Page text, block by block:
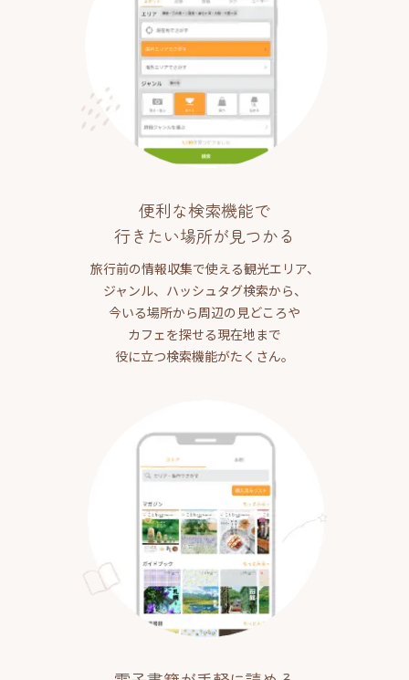
便利な検索機能で
行きたい場所が見つかる
旅行前の情報収集で使える観光エリア、
ジャンル、ハッシュタグ検索から、
今いる場所から周辺の見どころや
カフェを探せる現在地まで
役に立つ検索機能がたくさん。